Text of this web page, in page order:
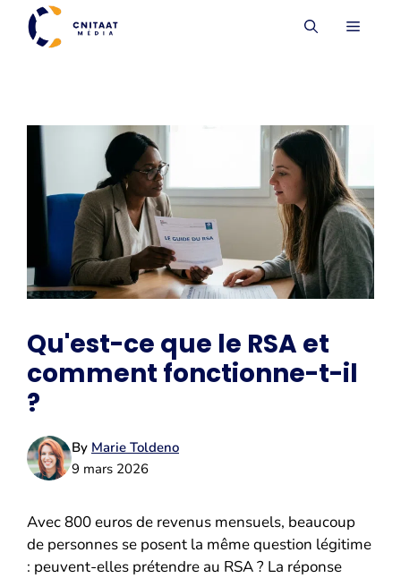
Aller
contenu
MENU
Qu'est-ce que le RSA et
comment fonctionne-t-il
?
By Marie Toldeno
9 mars 2026
Avec 800 euros de revenus mensuels, beaucoup
de personnes se posent la même question légitime
: peuvent-elles prétendre au RSA ? La réponse